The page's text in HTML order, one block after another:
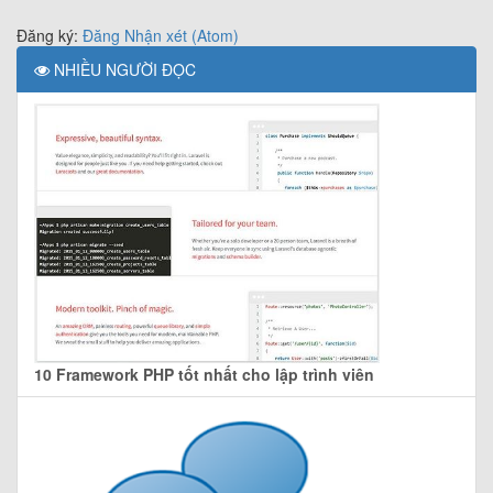
Đăng ký: Đăng Nhận xét (Atom)
NHIỀU NGƯỜI ĐỌC
10 Framework PHP tốt nhất cho lập trình viên